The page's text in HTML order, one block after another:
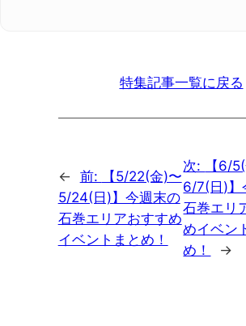
特集記事一覧に戻る
← 前:
【5/22(金)〜
5/24(日)】今週末の
石巻エリアおすすめ
イベントまとめ！
次:
【6/
6/7(日)】
石巻エリ
めイベン
め！
→